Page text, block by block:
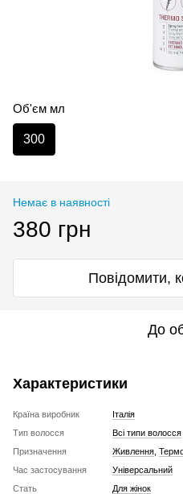
Об'єм мл
300
Немає в наявності
380 грн
Повідомити,
До
Характеристики
Країна виробник
Італія
Тип волосся
Всі типи волосся
Призначення
Живлення
Час застосування
Універсальний
Стать
Для жінок